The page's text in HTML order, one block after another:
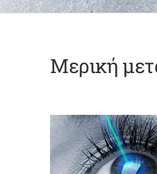
Μερική